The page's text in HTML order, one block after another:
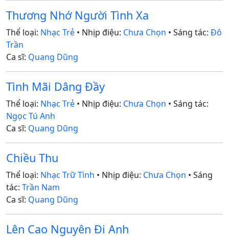
Thương Nhớ Người Tình Xa
Thể loại: Nhạc Trẻ • Nhịp điệu: Chưa Chọn • Sáng tác: Đô
Trần
Ca sĩ: Quang Dũng
Tình Mãi Dâng Đầy
Thể loại: Nhạc Trẻ • Nhịp điệu: Chưa Chọn • Sáng tác:
Ngọc Tú Anh
Ca sĩ: Quang Dũng
Chiều Thu
Thể loại: Nhạc Trữ Tình • Nhịp điệu: Chưa Chọn • Sáng
tác: Trần Nam
Ca sĩ: Quang Dũng
Lên Cao Nguyên Đi Anh